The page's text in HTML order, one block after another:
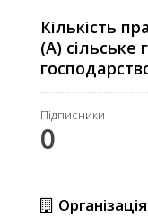
Кількість
(А) сільське
Підписники
0
Організація